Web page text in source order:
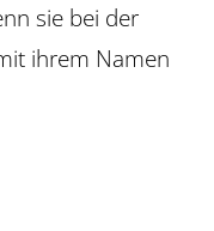
sie bei der
ihrem Namen